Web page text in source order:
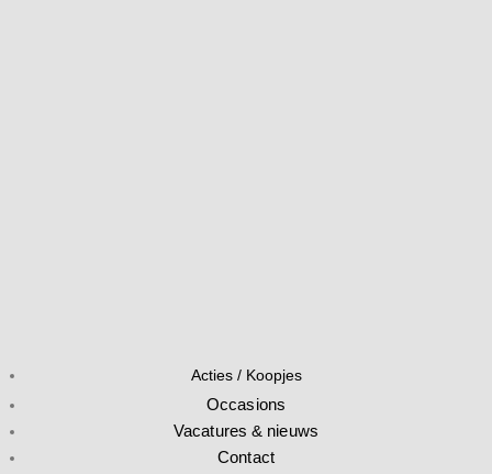
Acties / Koopjes
Occasions
Vacatures & nieuws
Contact